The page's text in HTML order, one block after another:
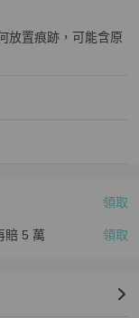
尺寸表與自身體型搭
請安心選購。
放置痕跡，可能含原
領取
賠 5 萬 領取